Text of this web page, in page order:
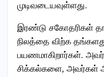
முடிவடையவுள்ளது.
இரண்டு சகோதரிகள்
நிலத்தை விற்க
பயணமாகிறார்கள்.
சிக்கல்களை, அவர்கள்